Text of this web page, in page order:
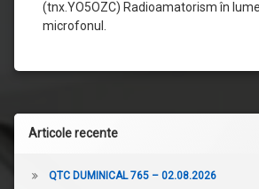
(tnx.YO5OZC) Radioamatorism în
microfonul.
Articole recente
QTC DUMINICAL 765 – 02.08.2026